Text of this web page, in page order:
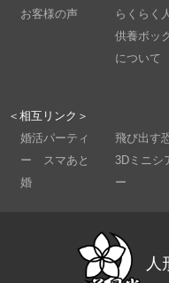
お客様の声
らくらく
供養ボッ
について
＜相互リンク＞
婚活パーティ
ー スマあと
婚
飛び出す
3Dミニシ
ー